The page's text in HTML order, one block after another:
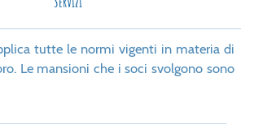
tutte le normi vigenti in materia di
Le mansioni che i soci svolgono sono